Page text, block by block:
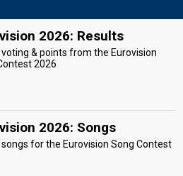
2026: Results
& points from the Eurovision
2026
2026: Songs
for the Eurovision Song Contest